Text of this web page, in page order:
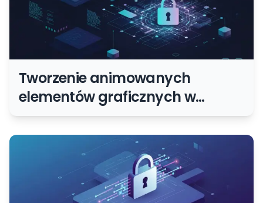
Tworzenie animowanych
elementów graficznych w
HTML5 i CSS